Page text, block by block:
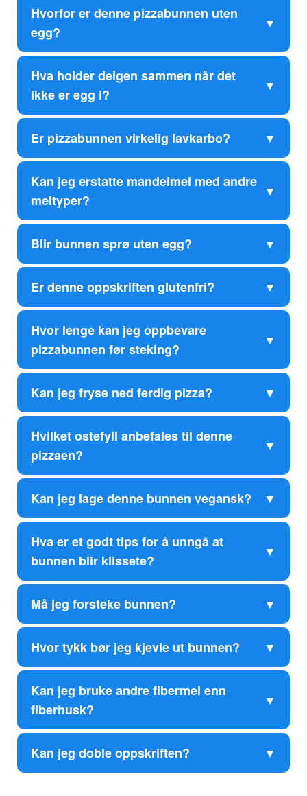
Hvorfor er denne pizzabunnen uten
egg?
Hva holder deigen sammen når det
ikke er egg i?
Er pizzabunnen virkelig lavkarbo?
Kan jeg erstatte mandelmel med andre
meltyper?
Blir bunnen sprø uten egg?
Er denne oppskriften glutenfri?
Hvor lenge kan jeg oppbevare
pizzabunnen før steking?
Kan jeg fryse ned ferdig pizza?
Hvilket ostefyll anbefales til denne
pizzaen?
Kan jeg lage denne bunnen vegansk?
Hva er et godt tips for å unngå at
bunnen blir klissete?
Må jeg forsteke bunnen?
Hvor tykk bør jeg kjevle ut bunnen?
Kan jeg bruke andre fibermel enn
fiberhusk?
Kan jeg doble oppskriften?